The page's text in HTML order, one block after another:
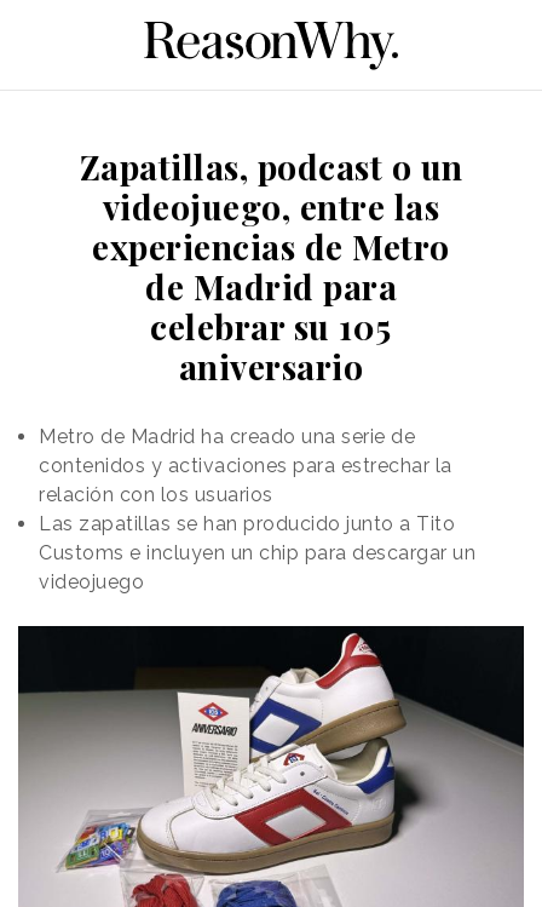
Zapatillas, podcast o un
videojuego, entre las
experiencias de Metro
de Madrid para
celebrar su 105
aniversario
Metro de Madrid ha creado una serie de
contenidos y activaciones para estrechar la
relación con los usuarios
Las zapatillas se han producido junto a Tito
Customs e incluyen un chip para descargar un
videojuego